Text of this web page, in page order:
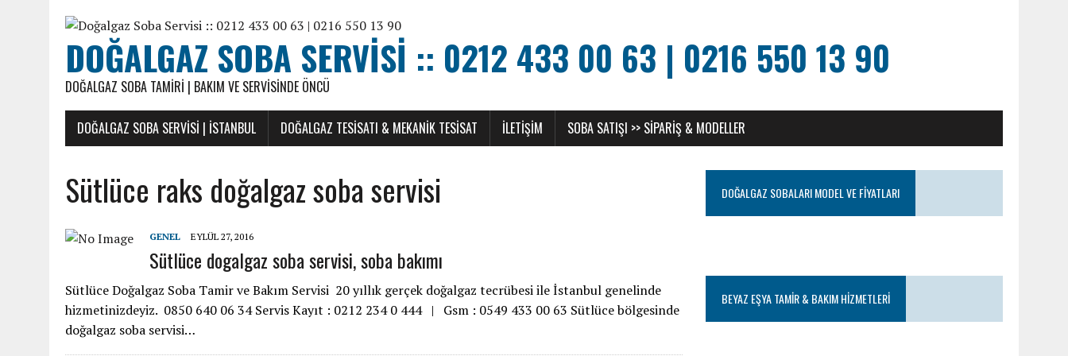
DOĞALGAZ SOBA SERVISI :: 0212 433 00 63 | 0216 550 13 90
DOĞALGAZ SOBA TAMIRI | BAKIM VE SERVISINDE ÖNCÜ
DOĞALGAZ SOBA SERVISI | İSTANBUL DOĞALGAZ TESISATI & MEKANIK TESISAT ILETIŞIM SOBA SATIŞI >> SIPARIŞ & MODELLER
Sütlüce raks doğalgaz soba servisi
GENEL EYLÜL 27, 2016
Sütlüce dogalgaz soba servisi, soba bakımı
Sütlüce Doğalgaz Soba Tamir ve Bakım Servisi 20 yıllık gerçek doğalgaz tecrübesi ile İstanbul genelinde
hizmetinizdeyiz. 0850 640 06 34 Servis Kayıt : 0212 234 0 444 | Gsm : 0549 433 00 63 Sütlüce bölgesinde
doğalgaz soba servisi…
DOĞALGAZ SOBALARI MODEL VE FIYATLARI
BEYAZ EŞYA TAMIR & BAKIM HIZMETLERI